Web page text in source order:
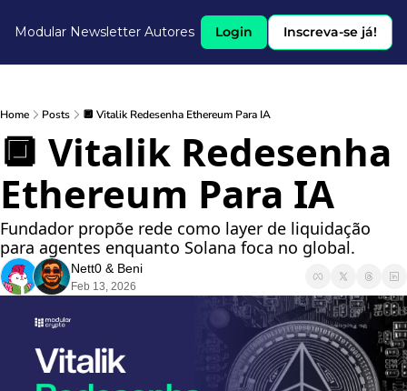
Modular Newsletter Autores Login Inscreva-se já!
Home Posts 🔲 Vitalik Redesenha Ethereum Para IA
🔲 Vitalik Redesenha
Ethereum Para IA
Fundador propõe rede como layer de liquidação
para agentes enquanto Solana foca no global.
Nett0 & Beni
Feb 13, 2026